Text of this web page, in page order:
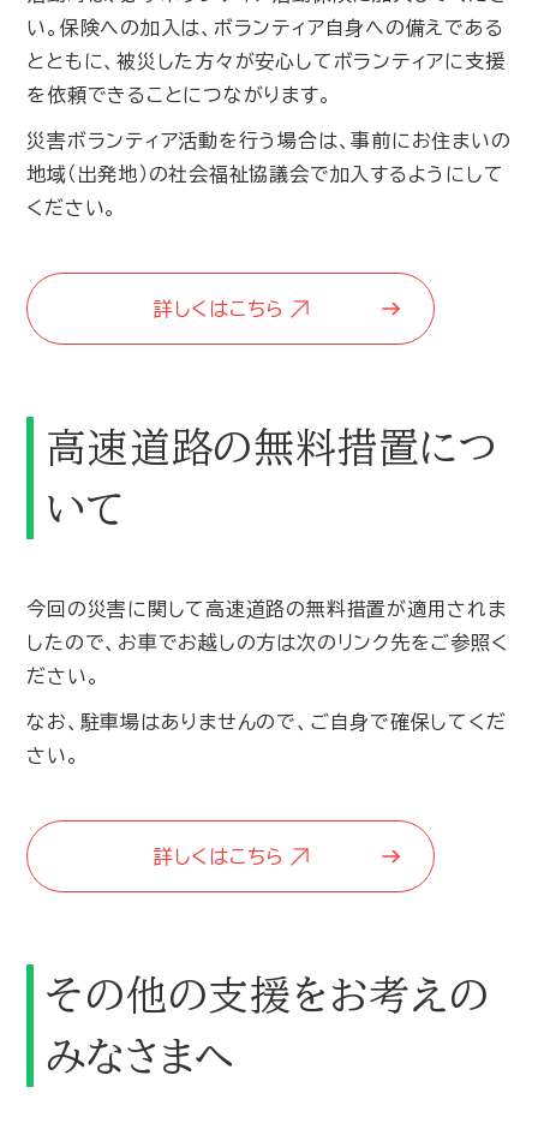
い。保険への加入は、ボランティア自身への備えである
とともに、被災した方々が安心してボランティアに支援
を依頼できることにつながります。
災害ボランティア活動を行う場合は、事前にお住まいの
地域（出発地）の社会福祉協議会で加入するようにして
ください。
詳しくはこちら
高速道路の無料措置につ
いて
今回の災害に関して高速道路の無料措置が適用されま
したので、お車でお越しの方は次のリンク先をご参照く
ださい。
なお、駐車場はありませんので、ご自身で確保してくだ
さい。
詳しくはこちら
その他の支援をお考えの
みなさまへ